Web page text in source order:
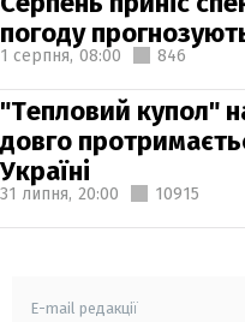
погоду
1 серпня, 08:00 846
"Тепловий купол"
довго
Україні
31 липня, 20:00 10915
E-mail редакції